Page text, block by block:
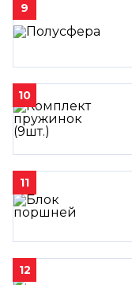
9
10
11
12